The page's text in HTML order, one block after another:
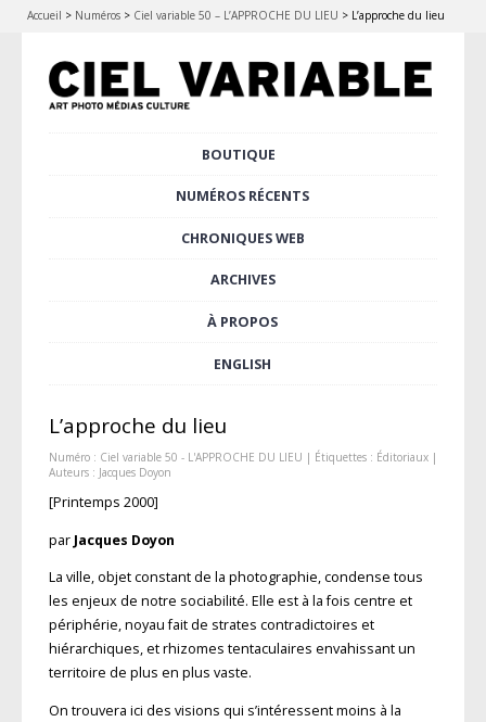
Accueil > Numéros > Ciel variable 50 – L’APPROCHE DU LIEU > L’approche du lieu
BOUTIQUE
NUMÉROS RÉCENTS
CHRONIQUES WEB
ARCHIVES
À PROPOS
ENGLISH
L’approche du lieu
Numéro : Ciel variable 50 - L'APPROCHE DU LIEU | Étiquettes : Éditoriaux|
Auteurs : Jacques Doyon
[Printemps 2000]
par Jacques Doyon
La ville, objet constant de la photographie, condense tous
les enjeux de notre sociabilité. Elle est à la fois centre et
périphérie, noyau fait de strates contradictoires et
hiérarchiques, et rhizomes tentaculaires envahissant un
territoire de plus en plus vaste.
On trouvera ici des visions qui s’intéressent moins à la